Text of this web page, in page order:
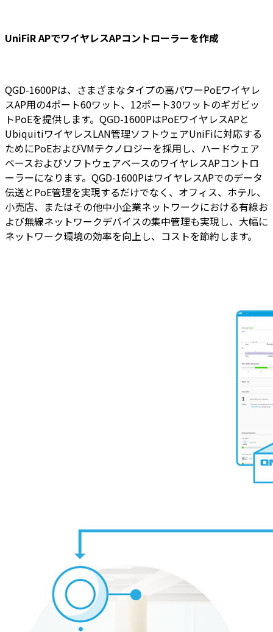
UniFiR APでワイヤレスAPコントローラーを作成
QGD-1600Pは、さまざまなタイプの高パワーPoEワイヤレ
スAP用の4ポート60ワット、12ポート30ワットのギガビッ
トPoEを提供します。QGD-1600PはPoEワイヤレスAPと
UbiquitiワイヤレスLAN管理ソフトウェアUniFiに対応する
ためにPoEおよびVMテクノロジーを採用し、ハードウェア
ベースおよびソフトウェアベースのワイヤレスAPコントロ
ーラーになります。QGD-1600PはワイヤレスAPでのデータ
伝送とPoE管理を実現するだけでなく、オフィス、ホテル、
小売店、またはその他中小企業ネットワークにおける有線お
よび無線ネットワークデバイスの集中管理も実現し、大幅に
ネットワーク環境の効率を向上し、コストを節約します。